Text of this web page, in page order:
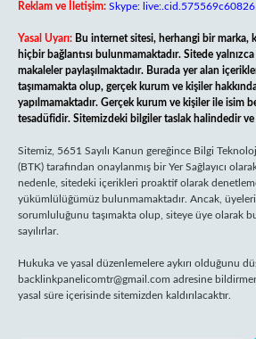
Reklam ve İletişim: Skype:
Yasal Uyarı: Bu internet sitesi, herhangi bir marka,
hiçbir bağlantısı bulunmamaktadır. Sitede yalnızca
makaleler paylaşılmaktadır. Burada yer alan
taşımamakta olup, gerçek kurum ve kişiler
yapılmamaktadır. Gerçek kurum ve kişiler ile isim
tesadüfidir. Sitemizdeki bilgiler taslak halindedir ve
Sitemiz, 5651 Sayılı Kanun gereğince Bilgi
(BTK) tarafından onaylanmış bir Yer Sağlayıcı
nedenle, sitedeki içerikleri proaktif olarak
yükümlülüğümüz bulunmamaktadır. Ancak,
sorumluluğunu taşımakta olup, siteye üye olarak
sayılırlar.
Hukuka ve yasal düzenlemelere aykırı olduğunu
backlinkpanelicomtr@gmail.com adresine
yasal süre içerisinde sitemizden kaldırılacaktır.